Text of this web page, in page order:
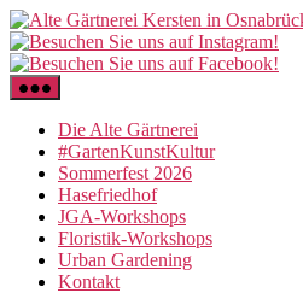
Zum
Inhalt
springen
Die Alte Gärtnerei
#GartenKunstKultur
Sommerfest 2026
Hasefriedhof
JGA-Workshops
Floristik-Workshops
Urban Gardening
Kontakt